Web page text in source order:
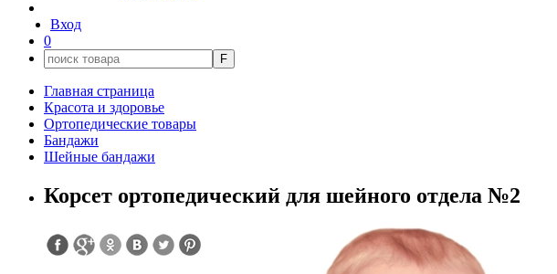
Вход
0
F
Главная страница
Красота и здоровье
Ортопедические товары
Бандажи
Шейные бандажи
Корсет ортопедический для шейного отдела №2